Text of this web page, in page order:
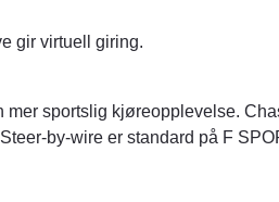
gir virtuell giring.
mer sportslig kjøreopplevelse.
by-wire er standard på F